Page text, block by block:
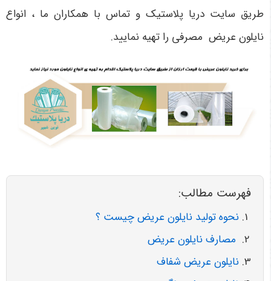
طریق سایت دریا پلاستیک و تماس با همکاران ما ، انواع
نایلون عریض مصرفی را تهیه نمایید.
فهرست مطالب:
نحوه تولید نایلون عریض چیست ؟
مصارف نایلون عریض
نایلون عریض شفاف